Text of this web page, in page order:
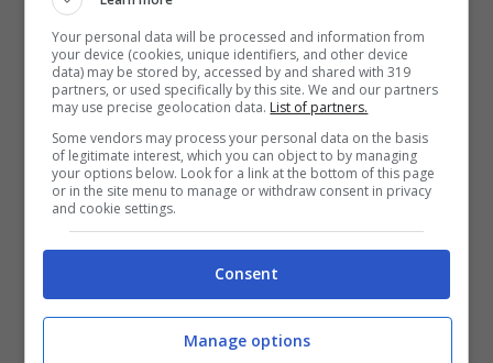
E purtroppo, come avviene a milioni di
persone, pur essendo in età avanzata la Milo
aveva questi figli a suo carico. Tali parole
furono rilasciate al settimanale “Nuovo”, con
Ciro che ha anche un bimbo piccolo ed una
moglie a sua volta disoccupata.
gravavano dei debiti per 850mila euro
Your personal data will be processed and information from
your device (cookies, unique identifiers, and other device
data) may be stored by, accessed by and shared with 319
partners, or used specifically by this site. We and our partners
may use precise geolocation data. List of partners.
Some vendors may process your personal data on the basis
of legitimate interest, which you can object to by managing
your options below. Look for a link at the bottom of this page
or in the site menu to manage or withdraw consent in privacy
and cookie settings.
Consent
Manage options